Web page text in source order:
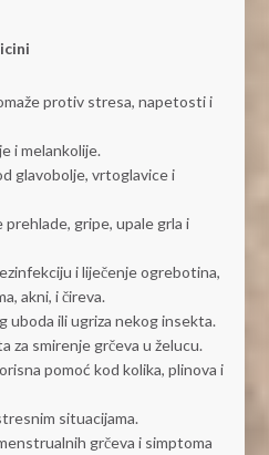
protiv stresa, napetosti i
i melankolije.
glavobolje, vrtoglavice i
prehlade, gripe, upale grla i
i liječenje ogrebotina,
akni, i čireva.
uboda ili ugriza nekog insekta.
za smirenje grčeva u želucu.
pomoć kod kolika, plinova i
situacijama.
grčeva i simptoma